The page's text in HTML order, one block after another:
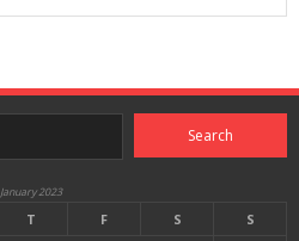
January 2023
T F S S